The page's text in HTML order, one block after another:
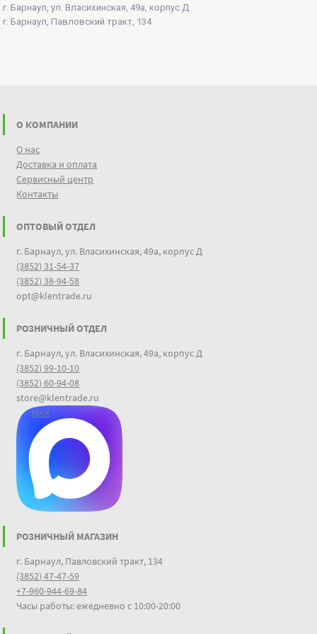
г. Барнаул, ул. Власихинская, 49а, корпус Д
г. Барнаул, Павловский тракт, 134
О КОМПАНИИ
О нас
Доставка и оплата
Сервисный центр
Контакты
ОПТОВЫЙ ОТДЕЛ
г. Барнаул, ул. Власихинская, 49а, корпус Д
(3852) 31-54-37
(3852) 38-94-58
opt@klentrade.ru
РОЗНИЧНЫЙ ОТДЕЛ
г. Барнаул, ул. Власихинская, 49а, корпус Д
(3852) 99-10-10
(3852) 60-94-08
store@klentrade.ru
MAX
РОЗНИЧНЫЙ МАГАЗИН
г. Барнаул, Павловский тракт, 134
(3852) 47-47-59
+7-960-944-69-84
Часы работы: ежедневно с 10:00-20:00